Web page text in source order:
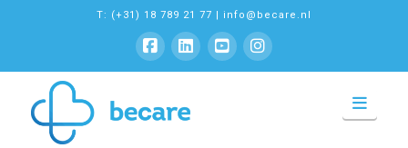
T: (+31) 18 789 21 77 | info@becare.nl
N
a